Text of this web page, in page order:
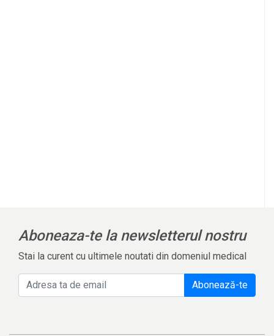
Aboneaza-te la newsletterul nostru
Stai la curent cu ultimele noutati din domeniul medical
Abonează-te